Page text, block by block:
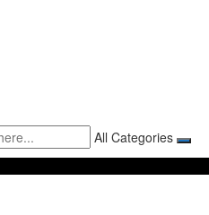
All Categories